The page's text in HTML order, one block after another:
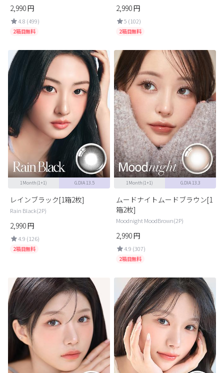
INSTAGRAM LINE
2,990円
4.8 (499)
2箱目無料
2,990円
5 (102)
2箱目無料
1Month(1+1) G.DIA 13.5
レインブラック[1箱2枚]
Rain Black(2P)
2,990円
4.9 (126)
2箱目無料
1Month(1+1) G.DIA 13.3
ムードナイトムードブラウン[1
箱2枚]
Moodnight MoodBrown(2P)
2,990円
4.9 (307)
2箱目無料